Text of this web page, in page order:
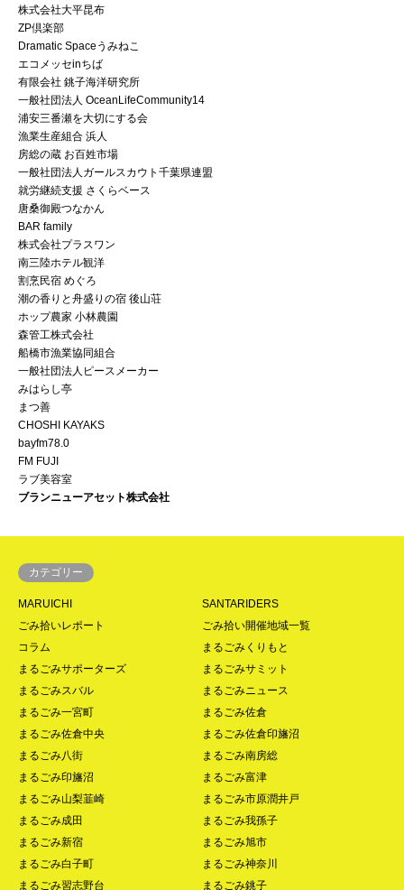
株式会社大平昆布
ZP倶楽部
Dramatic Spaceうみねこ
エコメッセinちば
有限会社 銚子海洋研究所
一般社団法人 OceanLifeCommunity14
浦安三番瀬を大切にする会
漁業生産組合 浜人
房総の蔵 お百姓市場
一般社団法人ガールスカウト千葉県連盟
就労継続支援 さくらベース
唐桑御殿つなかん
BAR family
株式会社プラスワン
南三陸ホテル観洋
割烹民宿 めぐろ
潮の香りと舟盛りの宿 後山荘
ホップ農家 小林農園
森管工株式会社
船橋市漁業協同組合
一般社団法人ピースメーカー
みはらし亭
まつ善
CHOSHI KAYAKS
bayfm78.0
FM FUJI
ラブ美容室
ブランニューアセット株式会社
カテゴリー
MARUICHI
SANTARIDERS
ごみ拾いレポート
ごみ拾い開催地域一覧
コラム
まるごみくりもと
まるごみサポーターズ
まるごみサミット
まるごみスバル
まるごみニュース
まるごみ一宮町
まるごみ佐倉
まるごみ佐倉中央
まるごみ佐倉印旛沼
まるごみ八街
まるごみ南房総
まるごみ印旛沼
まるごみ富津
まるごみ山梨韮崎
まるごみ市原潤井戸
まるごみ成田
まるごみ我孫子
まるごみ新宿
まるごみ旭市
まるごみ白子町
まるごみ神奈川
まるごみ習志野台
まるごみ銚子